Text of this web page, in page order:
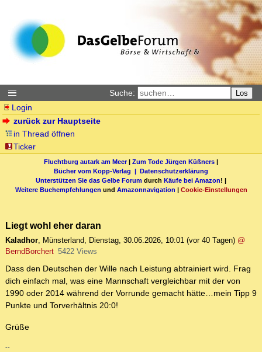
Suche: Los
Login
zurück zur Hauptseite
in Thread öffnen
Ticker
Fluchtburg autark am Meer| Zum Tode Jürgen Küßners |
Bücher vom Kopp-Verlag | Datenschutzerklärung
Unterstützen Sie das Gelbe Forum durch Käufe bei Amazon! |
Weitere Buchempfehlungen und Amazonnavigation | Cookie-Einstellungen
Liegt wohl eher daran
Kaladhor, Münsterland, Dienstag, 30.06.2026, 10:01 (vor 40 Tagen) @
BerndBorchert 5422 Views
Dass den Deutschen der Wille nach Leistung abtrainiert wird. Frag
dich einfach mal, was eine Mannschaft vergleichbar mit der von
1990 oder 2014 während der Vorrunde gemacht hätte…mein Tipp 9
Punkte und Torverhältnis 20:0!
Grüße
--